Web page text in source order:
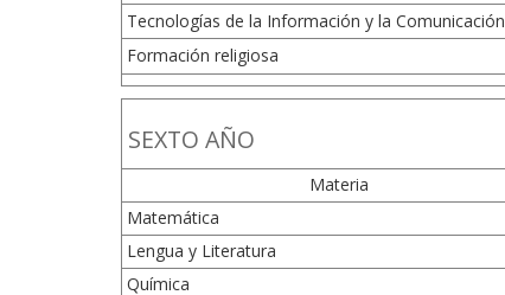
Tecnologías de la Información y la Comunicación
Formación religiosa
SEXTO AÑO
Materia
Matemática
Lengua y Literatura
Química